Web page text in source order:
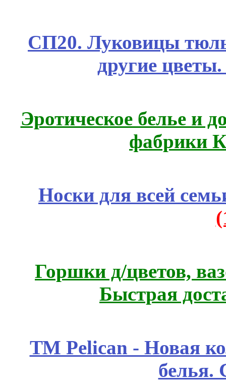
СП20. Луковицы
другие
Эротическое белье и
фабрики
Носки для всей
Горшки д/цветов,
Быстрая
ТМ Pelican - Новая
белья.